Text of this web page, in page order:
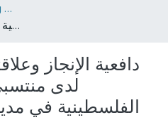
Edu. & Psych. Counseling الإرشاد النفسي والتربوي
دافعية الإنجاز وعلاقتها بالانماط القيادية لدى منتسبي مؤسسة الشرطة الفلسطينية في مديرية ضواحي القدس
دافعية الإنجاز
لدى
الفلسطينية في